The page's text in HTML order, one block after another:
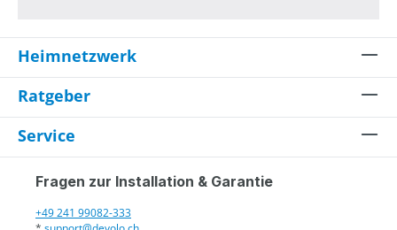
Heimnetzwerk
Ratgeber
Service
Fragen zur Installation & Garantie
+49 241 99082-333